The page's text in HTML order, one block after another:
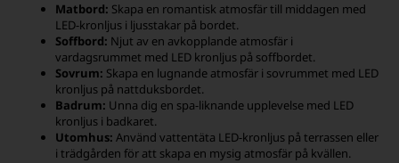
Matbord: Skapa en romantisk atmosfär till middagen med
LED-kronljus i ljusstakar på bordet.
Soffbord: Njut av en avkopplande atmosfär i
vardagsrummet med LED kronljus på soffbordet.
Sovrum: Skapa en lugnande atmosfär i sovrummet med LED
kronljus på nattduksbordet.
Badrum: Unna dig en spa-liknande upplevelse med LED
kronljus i badkaret.
Utomhus: Använd vattentäta LED-kronljus på terrassen eller
i trädgården för att skapa en mysig atmosfär på kvällen.